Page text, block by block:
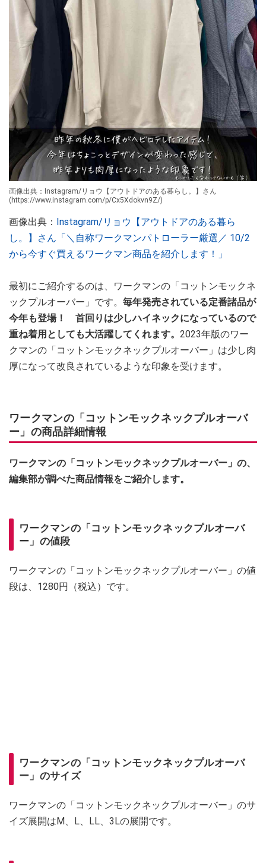
画像出典：Instagram/リョウ【アウトドアのある暮らし。】さん
(https://www.instagram.com/p/Cx5Xdokvn9Z/)
画像出典： Instagram/リョウ【アウトドアのある暮ら
し。】さん「＼自称ワークマンパトローラー厳選／ 10/2
から今すぐ買えるワークマン商品を紹介します！」
最初にご紹介するのは、ワークマンの「コットンモックネ
ックプルオーバー」です。 毎年発売されている定番諸品が
今年も登場！ 首回りは少しハイネックになっているので
重ね着用としても大活躍してくれます。 2023年版のワー
クマンの「コットンモックネックプルオーバー」は少し肉
厚になって改良されているような印象を受けます。
ワークマンの「コットンモックネックプルオーバ
ー」の商品詳細情報
ワークマンの「コットンモックネックプルオーバー」の、
編集部が調べた商品情報をご紹介します。
ワークマンの「コットンモックネックプルオーバ
ー」の値段
ワークマンの「コットンモックネックプルオーバー」の値
段は、1280円（税込）です。
ワークマンの「コットンモックネックプルオーバ
ー」のサイズ
ワークマンの「コットンモックネックプルオーバー」のサ
イズ展開はM、L、LL、3Lの展開です。